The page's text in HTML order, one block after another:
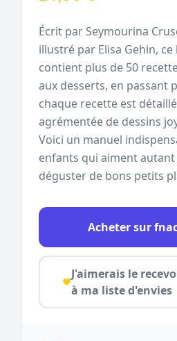
Écrit par Seymourina
illustré par Elisa Gehin,
contient plus de 50
aux desserts, en passant
chaque recette est
agrémentée de dessins
Voici un manuel
enfants qui aiment
déguster de bons petits
Acheter sur
J'aimerais le
à ma liste d'envies